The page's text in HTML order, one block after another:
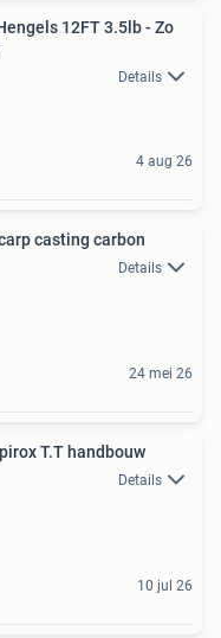
12FT 3.5lb - Zo
Details
4 aug 26
casting carbon
Details
24 mei 26
T.T handbouw
Details
10 jul 26